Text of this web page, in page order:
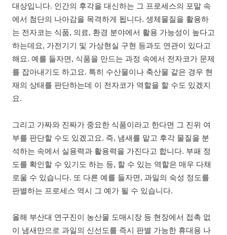
대상입니다. 인간의 후각을 대신하는 그 프로세스의 포말 속
에서 첨단의 나아감을 목격하게 됩니다. 생체물질을 활용하
는 전자코는 식품, 의료, 환경 분야에서 활용 가능성이 높다고
하는데요, 가전기기 및 가상현실 구현 등과도 연관이 있다고
해요. 예를 들자면, 식품을 만드는 과정 속에서 전자코가 문제
를 잡아내기도 하고요. 특히 수산물이나 축산물 같은 경우 현
재의 상태를 판단하는데 이 전자코가 역할을 할 수도 있겠지
요.
그리고 가짜와 진짜가 중요한 식품이라고 한다면 그 진위 여
부를 판단할 수도 있겠고요. 즉, 냄새를 맡고 후각 물질을 분
석하는 속에서 실용력과 활용력을 가진다고 합니다. 부패 정
도를 확인할 수 있기도 하는 등, 할 수 있는 역할은 매우 다채
로울 수 있습니다. 또 다른 예를 들자면, 과일의 숙성 정도를
판별하는 프로세스 역시 그 예가 될 수 있습니다.
올해 부산대 연구진이 농산물 도매시장 등 현장에서 접촉 없
이 냄새만으로 과일의 신선도를 즉시 판별 가능한 휴대용 나